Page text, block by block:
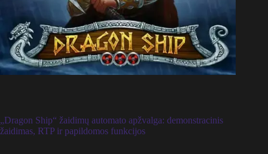
„Dragon Ship“ žaidimų automato apžvalga: demonstracinis
žaidimas, RTP ir papildomos funkcijos